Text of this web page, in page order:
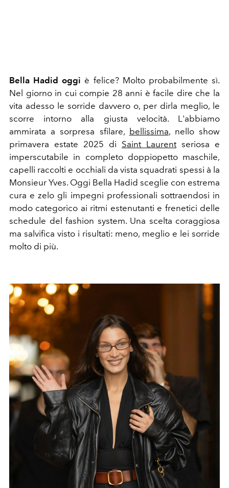
Bella Hadid oggi è felice? Molto probabilmente sì.
Nel giorno in cui compie 28 anni è facile dire che la
vita adesso le sorride davvero o, per dirla meglio, le
scorre intorno alla giusta velocità. L'abbiamo
ammirata a sorpresa sfilare, bellissima, nello show
primavera estate 2025 di Saint Laurentseriosa e
imperscutabile in completo doppiopetto maschile,
capelli raccolti e occhiali da vista squadrati spessi à la
Monsieur Yves. Oggi Bella Hadid sceglie con estrema
cura e zelo gli impegni professionali sottraendosi in
modo categorico ai ritmi estenutanti e frenetici delle
schedule del fashion system. Una scelta coraggiosa
ma salvifica visto i risultati: meno, meglio e lei sorride
molto di più.